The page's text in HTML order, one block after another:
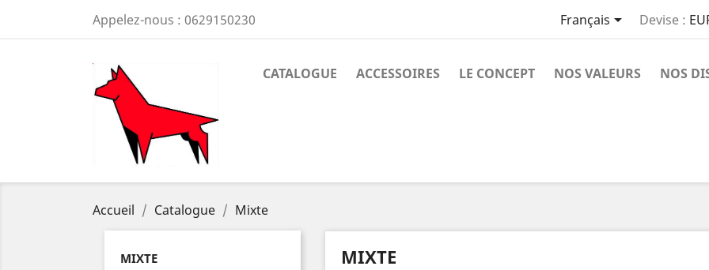
Appelez-nous : 0629150230 Français Devise :
CATALOGUE ACCESSOIRES LE CONCEPT NOS VALEURS NOS
Accueil Catalogue Mixte
MIXTE MIXTE